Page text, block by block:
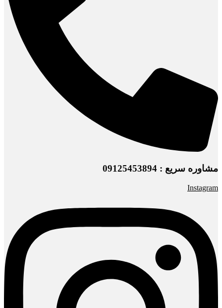
مشاوره سریع : 09125453894
Instagram